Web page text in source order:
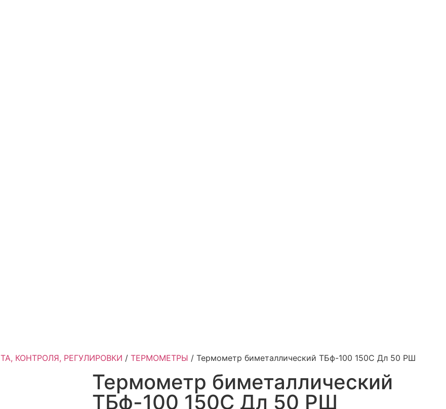
КОНТРОЛЯ, РЕГУЛИРОВКИ / ТЕРМОМЕТРЫ / Термометр биметаллический ТБф-100 150С Дл 50 РШ
Термометр биметаллический
ТБф-100 150С Дл 50 РШ